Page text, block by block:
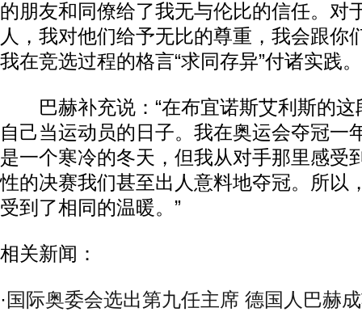
的朋友和同僚给了我无与伦比的信任。对
人，我对他们给予无比的尊重，我会跟你
我在竞选过程的格言“求同存异”付诸实践。
巴赫补充说：“在布宜诺斯艾利斯的这
自己当运动员的日子。我在奥运会夺冠一
是一个寒冷的冬天，但我从对手那里感受
性的决赛我们甚至出人意料地夺冠。所以
受到了相同的温暖。”
相关新闻：
·国际奥委会选出第九任主席 德国人巴赫